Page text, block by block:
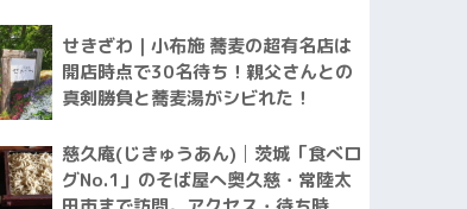
せきざわ｜小布施 蕎麦の超有名店は
開店時点で30名待ち！親父さんとの
真剣勝負と蕎麦湯がシビれた！
慈久庵(じきゅうあん)│茨城「食べロ
グNo.1」のそば屋へ奥久慈・常陸太